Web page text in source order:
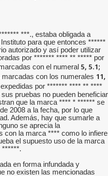
***., estaba obligada a
para que entonces ******
autorizado y así poder utilizar
por ******* **** ** ***** por
con el numeral 5, 5.1;
con los numerales 11,
por ******* **** ** ****
pruebas no pueden beneficiar
que la marca **** * ****** se
2008 a la fecha, por lo que
Además, hay que sumarle a
se aprecia la
con la marca **** como lo infiere
el supuesto uso de la marca
******.
en forma infundada y
no existen las mencionadas